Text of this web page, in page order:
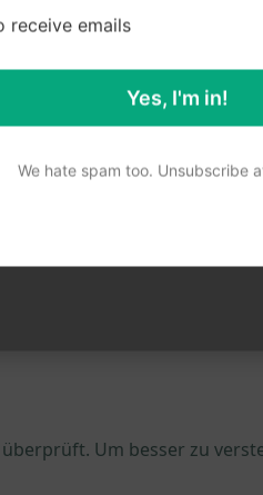
Meta-Beschreibung,
Um besser zu
receive emails
Yes, I'm in!
We hate spam too. Unsubscribe